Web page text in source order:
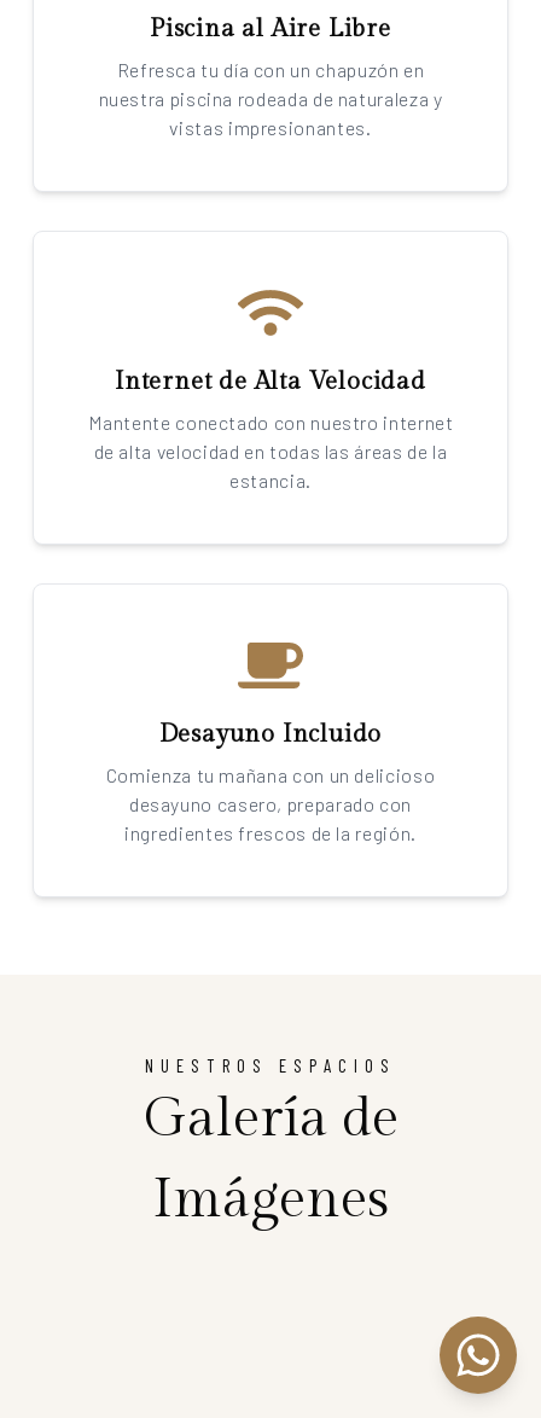
Piscina al Aire Libre
Refresca tu día con un chapuzón en
nuestra piscina rodeada de naturaleza y
vistas impresionantes.
Internet de Alta Velocidad
Mantente conectado con nuestro internet
de alta velocidad en todas las áreas de la
estancia.
Desayuno Incluido
Comienza tu mañana con un delicioso
desayuno casero, preparado con
ingredientes frescos de la región.
NUESTROS ESPACIOS
Galería de
Imágenes